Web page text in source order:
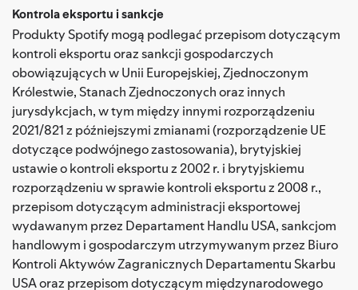
Kontrola eksportu i sankcje
Produkty Spotify mogą podlegać przepisom dotyczącym
kontroli eksportu oraz sankcji gospodarczych
obowiązujących w Unii Europejskiej, Zjednoczonym
Królestwie, Stanach Zjednoczonych oraz innych
jurysdykcjach, w tym między innymi rozporządzeniu
2021/821 z późniejszymi zmianami (rozporządzenie UE
dotyczące podwójnego zastosowania), brytyjskiej
ustawie o kontroli eksportu z 2002 r. i brytyjskiemu
rozporządzeniu w sprawie kontroli eksportu z 2008 r.,
przepisom dotyczącym administracji eksportowej
wydawanym przez Departament Handlu USA, sankcjom
handlowym i gospodarczym utrzymywanym przez Biuro
Kontroli Aktywów Zagranicznych Departamentu Skarbu
USA oraz przepisom dotyczącym międzynarodowego